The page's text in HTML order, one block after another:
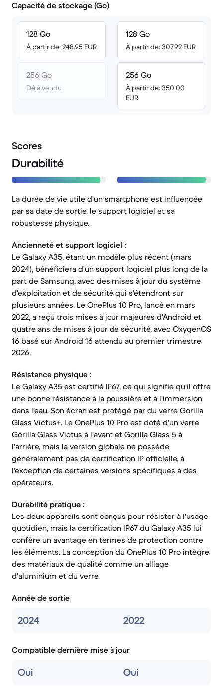
Capacité de stockage (Go)
128 Go
À partir de: 248.95 EUR
256 Go
Déjà vendu
128 Go
À partir de: 307.92 EUR
256 Go
À partir de: 350.00
EUR
Scores
Durabilité
La durée de vie utile d'un smartphone est influencée
par sa date de sortie, le support logiciel et sa
robustesse physique.
Ancienneté et support logiciel :
Le Galaxy A35, étant un modèle plus récent (mars
2024), bénéficiera d'un support logiciel plus long de la
part de Samsung, avec des mises à jour du système
d'exploitation et de sécurité qui s'étendront sur
plusieurs années. Le OnePlus 10 Pro, lancé en mars
2022, a reçu trois mises à jour majeures d'Android et
quatre ans de mises à jour de sécurité, avec OxygenOS
16 basé sur Android 16 attendu au premier trimestre
2026.
Résistance physique :
Le Galaxy A35 est certifié IP67, ce qui signifie qu'il offre
une bonne résistance à la poussière et à l'immersion
dans l'eau. Son écran est protégé par du verre Gorilla
Glass Victus+. Le OnePlus 10 Pro est doté d'un verre
Gorilla Glass Victus à l'avant et Gorilla Glass 5 à
l'arrière, mais la version globale ne possède
généralement pas de certification IP officielle, à
l'exception de certaines versions spécifiques à des
opérateurs.
Durabilité pratique :
Les deux appareils sont conçus pour résister à l'usage
quotidien, mais la certification IP67 du Galaxy A35 lui
confère un avantage en termes de protection contre
les éléments. La conception du OnePlus 10 Pro intègre
des matériaux de qualité comme un alliage
d'aluminium et du verre.
Année de sortie
2024 2022
Compatible dernière mise à jour
Oui Oui